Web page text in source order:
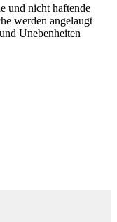
und nicht haftende
werden angelaugt
Unebenheiten